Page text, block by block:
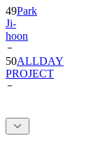
49Park
Ji-
hoon
50ALLDAY
PROJECT